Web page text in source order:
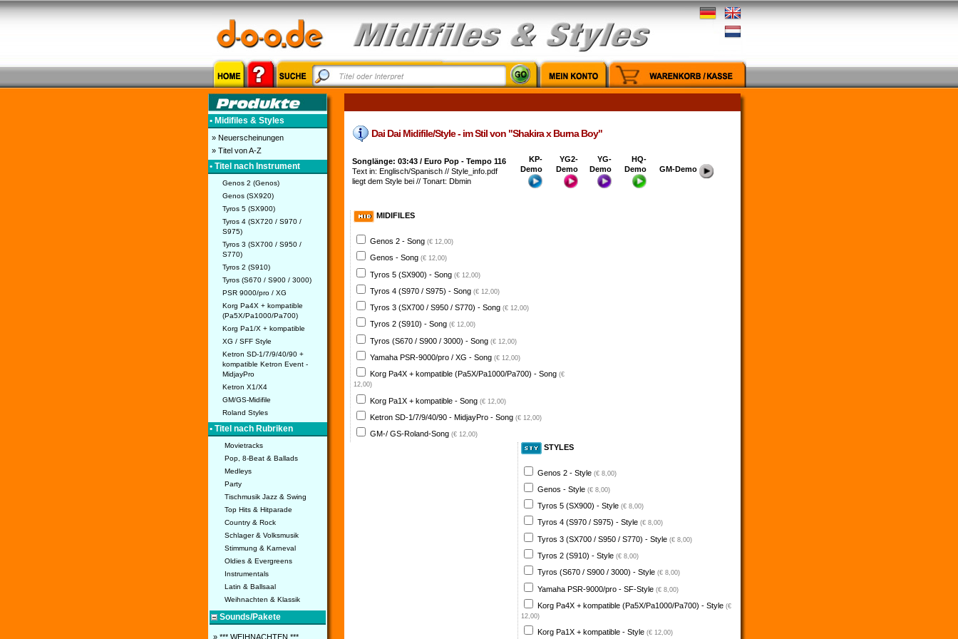
• Midifiles & Styles
» Neuerscheinungen
» Titel von A-Z
• Titel nach Instrument
Genos 2 (Genos)
Genos (SX920)
Tyros 5 (SX900)
Tyros 4 (SX720 / S970 /
S975)
Tyros 3 (SX700 / S950 /
S770)
Tyros 2 (S910)
Tyros (S670 / S900 / 3000)
PSR 9000/pro / XG
Korg Pa4X + kompatible
(Pa5X/Pa1000/Pa700)
Korg Pa1/X + kompatible
XG / SFF Style
Ketron SD-1/7/9/40/90 +
kompatible Ketron Event -
MidjayPro
Ketron X1/X4
GM/GS-Midifile
Roland Styles
• Titel nach Rubriken
Movietracks
Pop, 8-Beat & Ballads
Medleys
Party
Tischmusik Jazz & Swing
Top Hits & Hitparade
Country & Rock
Schlager & Volksmusik
Stimmung & Karneval
Oldies & Evergreens
Instrumentals
Latin & Ballsaal
Weihnachten & Klassik
Sounds/Pakete
» *** WEIHNACHTEN ***
Dai Dai Midifile/Style - im Stil von "Shakira x Burna Boy"
Songlänge: 03:43 / Euro Pop - Tempo 116
Text in: Englisch/Spanisch // Style_info.pdf
liegt dem Style bei // Tonart: Dbmin
KP-
Demo
YG2-
Demo
YG-
Demo
HQ-
Demo
GM-Demo
MIDIFILES
Genos 2 - Song (€ 12,00)
Genos - Song (€ 12,00)
Tyros 5 (SX900) - Song (€ 12,00)
Tyros 4 (S970 / S975) - Song (€ 12,00)
Tyros 3 (SX700 / S950 / S770) - Song (€ 12,00)
Tyros 2 (S910) - Song (€ 12,00)
Tyros (S670 / S900 / 3000) - Song (€ 12,00)
Yamaha PSR-9000/pro / XG - Song (€ 12,00)
Korg Pa4X + kompatible (Pa5X/Pa1000/Pa700) - Song (€
12,00)
Korg Pa1X + kompatible - Song (€ 12,00)
Ketron SD-1/7/9/40/90 - MidjayPro - Song (€ 12,00)
GM-/ GS-Roland-Song (€ 12,00)
STYLES
Genos 2 - Style (€ 8,00)
Genos - Style (€ 8,00)
Tyros 5 (SX900) - Style (€ 8,00)
Tyros 4 (S970 / S975) - Style (€ 8,00)
Tyros 3 (SX700 / S950 / S770) - Style (€ 8,00)
Tyros 2 (S910) - Style (€ 8,00)
Tyros (S670 / S900 / 3000) - Style (€ 8,00)
Yamaha PSR-9000/pro - SF-Style (€ 8,00)
Korg Pa4X + kompatible (Pa5X/Pa1000/Pa700) - Style (€
12,00)
Korg Pa1X + kompatible - Style (€ 12,00)